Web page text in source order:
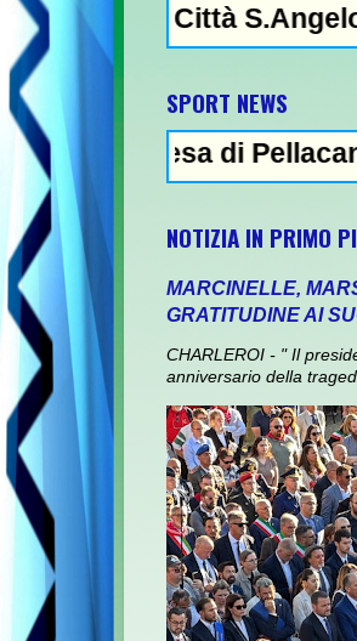
S.Angelo e
SPORT NEWS
Pellacani, agli Europei
NOTIZIA IN PRIMO
MARCINELLE,
GRATITUDINE AI
CHARLEROI - " Il
anniversario della
EVIDENZA - Raid